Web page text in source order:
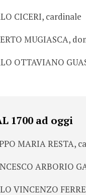
CICERI, cardinale
MUGIASCA,
OTTAVIANO
1700 ad oggi
MARIA RESTA,
ARBORIO
VINCENZO